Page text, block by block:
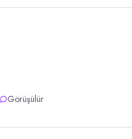
Görüşülür